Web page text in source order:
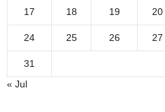
17 18 19 20
24 25 26 27
31
« Jul